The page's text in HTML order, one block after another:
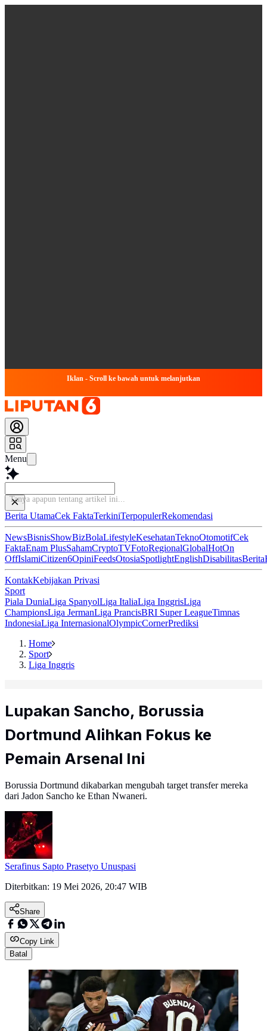
Iklan - Scroll ke bawah untuk melanjutkan
Menu
Berita UtamaCek FaktaTerkiniTerpopulerRekomendasi
NewsBisnisShowBizBolaLifestyleKesehatanTeknoOtomotifCek
FaktaEnam PlusSahamCryptoTVFotoRegionalGlobalHotOn
OffIslamiCitizen6OpiniFeedsOtosiaSpotlightEnglishDisabilitasBerita
KontakKebijakan Privasi
Sport
Piala DuniaLiga SpanyolLiga ItaliaLiga InggrisLiga
ChampionsLiga JermanLiga PrancisBRI Super LeagueTimnas
IndonesiaLiga InternasionalOlympicCornerPrediksi
Home
Sport
Liga Inggris
Lupakan Sancho, Borussia
Dortmund Alihkan Fokus ke
Pemain Arsenal Ini
Borussia Dortmund dikabarkan mengubah target transfer mereka
dari Jadon Sancho ke Ethan Nwaneri.
Serafinus Sapto Prasetyo Unuspasi
Diterbitkan: 19 Mei 2026, 20:47 WIB
Share
Copy Link
Batal